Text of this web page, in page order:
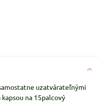
uzatvárateľnými
na 15palcový